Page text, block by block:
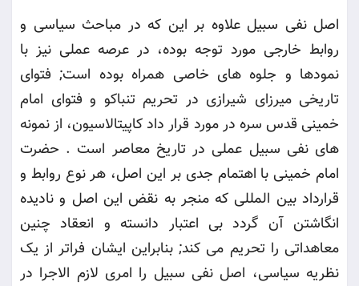
اصل نفی سبیل علاوه بر این که در مباحث سیاسی و
روابط خارجی مورد توجه بوده، در عرصه عملی نیز با
نمودها و جلوه های خاصی همراه بوده است; فتوای
تاریخی میرزای شیرازی در تحریم تنباکو و فتوای امام
خمینی قدس سره در مورد قرار داد کاپیتالاسیون، از نمونه
های نفی سبیل عملی در تاریخ معاصر است . حضرت
امام خمینی با اهتمام جدی بر این اصل، هر نوع روابط و
قرارداد بین المللی که منجر به نقض این اصل و نادیده
انگاشتن آن گردد بی اعتبار دانسته و انعقاد چنین
معاهداتی را تحریم می کند; بنابراین ایشان فراتر از یک
نظریه سیاسی، اصل نفی سبیل را امری لازم الاجرا در